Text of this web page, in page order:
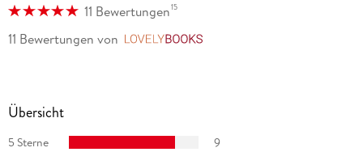
11 Bewertungen15
11 Bewertungen von
Übersicht
5 Sterne
9